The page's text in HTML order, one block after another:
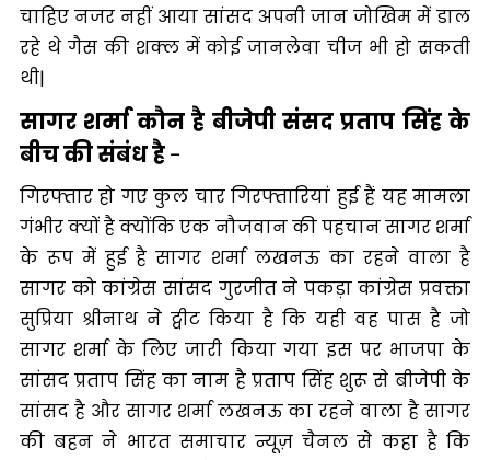
चाहिए नजर नहीं आया सांसद अपनी जान जोखिम में डाल
रहे थे गैस की शक्ल में कोई जानलेवा चीज भी हो सकती
थी|
सागर शर्मा कौन है बीजेपी संसद प्रताप सिंह के
बीच की संबंध है-
गिरफ्तार हो गए कुल चार गिरफ्तारियां हुई हैं यह मामला
गंभीर क्यों है क्योंकि एक नौजवान की पहचान सागर शर्मा
के रूप में हुई है सागर शर्मा लखनऊ का रहने वाला है
सागर को कांग्रेस सांसद गुरजीत ने पकड़ा कांग्रेस प्रवक्ता
सुप्रिया श्रीनाथ ने ट्वीट किया है कि यही वह पास है जो
सागर शर्मा के लिए जारी किया गया इस पर भाजपा के
सांसद प्रताप सिंह का नाम है प्रताप सिंह शुरू से बीजेपी के
सांसद है और सागर शर्मा लखनऊ का रहने वाला है सागर
की बहन ने भारत समाचार न्यूज़ चैनल से कहा है कि